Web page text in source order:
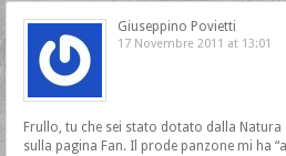
Giuseppino Povietti
17 Novembre 2011 at 13:01
Frullo, tu che sei stato dotato dalla
sulla pagina Fan. Il prode panzone mi ha